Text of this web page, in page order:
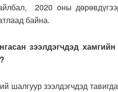
2020 оны
байна.
зээлдэгчдэд
шалгуур зээлдэгчдэд